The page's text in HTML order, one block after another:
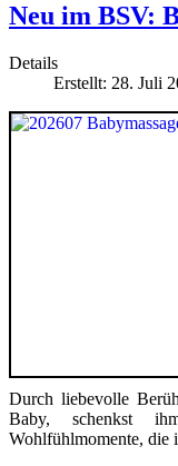
Neu im BSV:
Details
Erstellt: 28. Juli
Durch liebevolle
Baby, schenkst
Wohlfühlmomente, die